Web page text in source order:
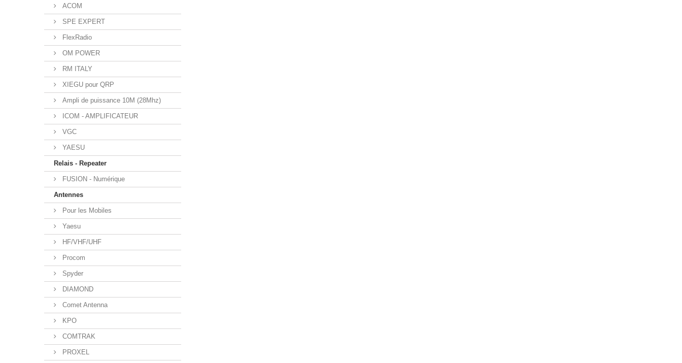
ACOM
SPE EXPERT
FlexRadio
OM POWER
RM ITALY
XIEGU pour QRP
Ampli de puissance 10M (28Mhz)
ICOM - AMPLIFICATEUR
VGC
YAESU
Relais - Repeater
FUSION - Numérique
Antennes
Pour les Mobiles
Yaesu
HF/VHF/UHF
Procom
Spyder
DIAMOND
Comet Antenna
KPO
COMTRAK
PROXEL